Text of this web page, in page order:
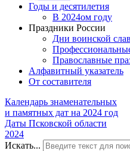
Годы и десятилетия
В 2024ом году
Праздники России
Дни воинской
Православные
Алфавитный указатель
От составителя
Календарь знаменательных
и памятных дат на 2024 год
Даты Псковской области
2024
Искать...